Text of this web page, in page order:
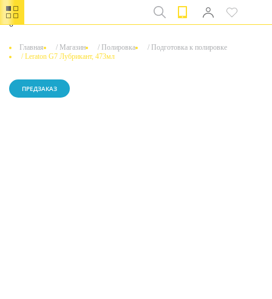
0
Главная / Магазин / Полировка / Подготовка к полировке
/Leraton G7 Лубрикант, 473мл
ПРЕДЗАКАЗ